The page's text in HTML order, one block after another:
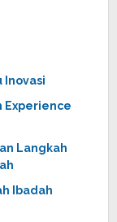
Inovasi
Experience
Langkah
Ibadah